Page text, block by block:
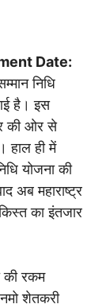
Date:
निधि
है। इस
की ओर से
हाल ही में
योजना की
अब महाराष्ट्र
का इंतजार
की रकम
शेतकरी